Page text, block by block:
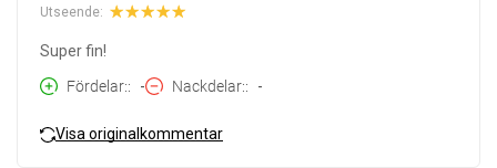
Utseende:
Super fin!
Fördelar:
- Nackdelar: -
Visa originalkommentar